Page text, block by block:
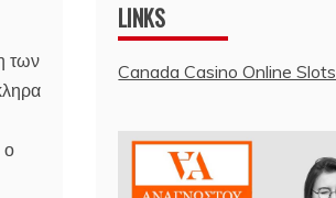
των
ο
LINKS
Canada Casino Online Slots